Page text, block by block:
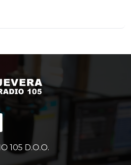
105 D.O.O.